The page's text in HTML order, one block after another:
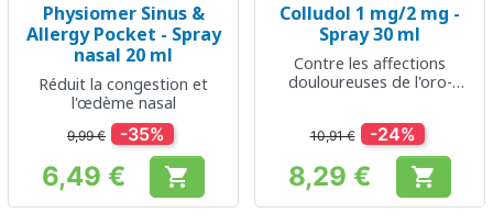
Physiomer Sinus &
Allergy Pocket - Spray
nasal 20 ml
Réduit la congestion et
l'œdème nasal
9,99 € -35%
Prix
6,49 € 
Colludol 1 mg/2 mg -
Spray 30 ml
Contre les affections
douloureuses de l'oro-
10,91 € -24%
Prix
8,29 € 